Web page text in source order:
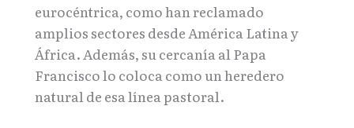
eurocéntrica, como han reclamado
amplios sectores desde América Latina y
África. Además, su cercanía al Papa
Francisco lo coloca como un heredero
natural de esa línea pastoral.